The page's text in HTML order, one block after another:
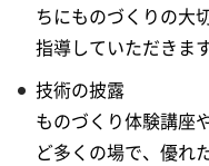
ちにものづくりの大
指導していただきます
技術の披露
ものづくり体験講座
ど多くの場で、優れ